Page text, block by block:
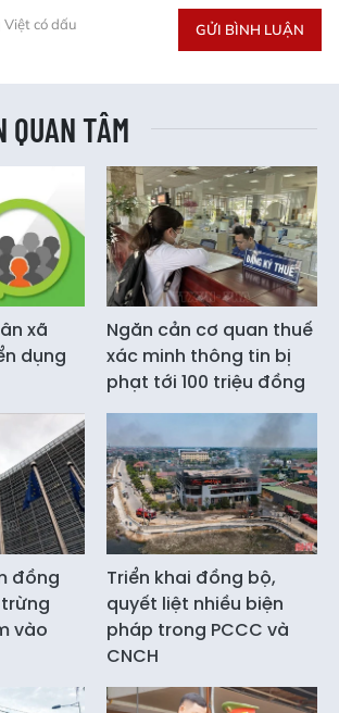
có dấu GỬI BÌNH LUẬN
QUAN TÂM
xã
dụng
Ngăn cản cơ quan thuế
xác minh thông tin bị
phạt tới 100 triệu đồng
đồng
vào
Triển khai đồng bộ,
quyết liệt nhiều biện
pháp trong PCCC và
CNCH